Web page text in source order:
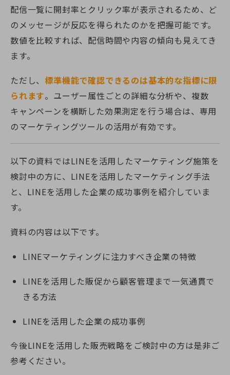
配信一覧に開封率とクリック率が表示されるため、ど
のメッセージが反応を得られたのかを把握可能です。
数値を比較すれば、配信時間や内容の傾向も見えてき
ます。
ただし、 標準機能で確認できるのは基本的な指標に限
られます。ユーザー属性ごとの詳細な分析や、複数
キャンペーンを横断した効果測定を行う場合は、専用
のマーケティングツールの活用が有効です。
以下の資料ではLINEを活用したマーケティング施策を
検討中の方に、LINEを活用したマーケティング手法
と、LINEを活用した企業の成功事例を紹介していま
す。
資料の内容は以下です。
LINEマーケティングに注力すべき企業の特徴
LINEを活用した販促から顧客管理まで一気通貫で
きる方法
LINEを活用した企業の成功事例
今後LINEを活用した販売戦略をご検討中の方は是非ご
参考ください。